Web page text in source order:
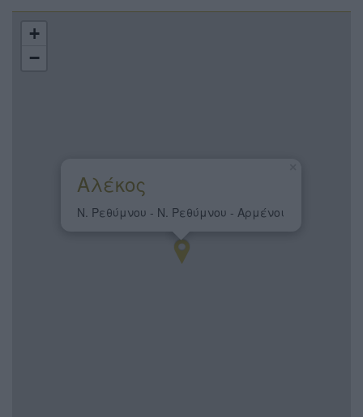
Αλέκος
Ν. Ρεθύμνου - Ν. Ρεθύμνου - Αρμένοι
+
−